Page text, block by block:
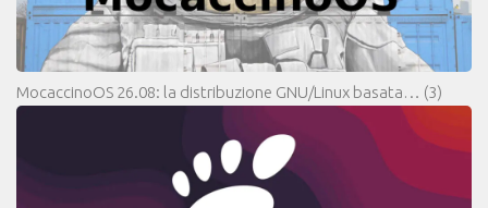
MocaccinoOS 26.08: la distribuzione GNU/Linux basata… (3)